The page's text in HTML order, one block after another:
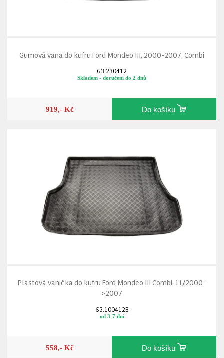
Gumová vana do kufru Ford Mondeo III, 2000-2007, Combi
63.230412
Skladem - doručení do 2 dnů
919,- Kč Do košíku
Plastová vanička do kufru Ford Mondeo III Combi, 11/2000-
>2007
63.100412B
od 3-7 dní
558,- Kč Do košíku